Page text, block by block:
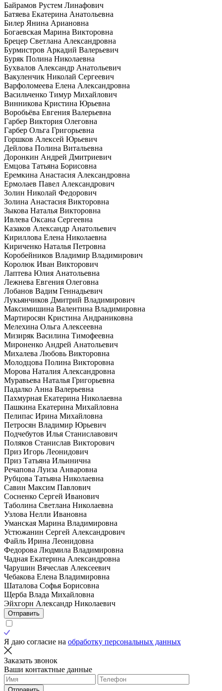
Байрамов Рустем Линафович
Батяева Екатерина Анатольевна
Билер Янина Ариановна
Богаевская Марина Викторовна
Брецер Светлана Александровна
Бурмистров Аркадий Валерьевич
Буряк Полина Николаевна
Бухвалов Александр Анатольевич
Вакуленчик Николай Сергеевич
Варфоломеева Елена Александровна
Васильченко Тимур Михайлович
Винникова Кристина Юрьевна
Воробьёва Евгения Валерьевна
Гарбер Виктория Олеговна
Гарбер Ольга Григорьевна
Горшков Алексей Юрьевич
Дейлова Полина Витальевна
Доронкин Андрей Дмитриевич
Емцова Татьяна Борисовна
Еремкина Анастасия Александровна
Ермолаев Павел Александрович
Золин Николай Федорович
Золина Анастасия Викторовна
Зыкова Наталья Викторовна
Ивлева Оксана Сергеевна
Казаков Александр Анатольевич
Кириллова Елена Николаевна
Кириченко Наталья Петровна
Коробейников Владимир Владимирович
Королюк Иван Викторович
Лаптева Юлия Анатольевна
Лежнева Евгения Олеговна
Лобанов Вадим Геннадьевич
Лукьянчиков Дмитрий Владимирович
Максимишина Валентина Владимировна
Мартиросян Кристина Андраниковна
Мелехина Ольга Алексеевна
Мизиряк Василина Тимофеевна
Мироненко Андрей Анатольевич
Михалева Любовь Викторовна
Молодцова Полина Викторовна
Морова Наталия Александровна
Муравьева Наталья Григорьевна
Падалко Анна Валерьевна
Пахмурная Екатерина Николаевна
Пашкина Екатерина Михайловна
Пелипас Ирина Михайловна
Петросян Владимир Юрьевич
Подчебутов Илья Станиславович
Поляков Станислав Викторович
Приз Игорь Леонидович
Приз Татьяна Ильинична
Речапова Луиза Анваровна
Рубцова Татьяна Николаевна
Савин Максим Павлович
Сосненко Сергей Иванович
Таболина Светлана Николаевна
Узлова Нелли Ивановна
Уманская Марина Владимировна
Устюжанин Сергей Александрович
Файль Ирина Леонидовна
Федорова Людмила Владимировна
Чадная Екатерина Александровна
Чарушин Вячеслав Алексеевич
Чебакова Елена Владимировна
Шаталова Софья Борисовна
Щерба Влада Михайловна
Эйхгорн Александр Николаевич
Отправить
Я даю согласие на обработку персональных данных
Заказать звонок
Ваши контактные данные